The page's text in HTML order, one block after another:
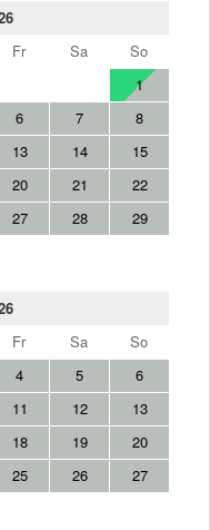
Fr Sa
So
1
6 7
8
13 14
15
20 21
22
27 28
29
Fr Sa
So
4 5
6
11 12
13
18 19
20
25 26
27